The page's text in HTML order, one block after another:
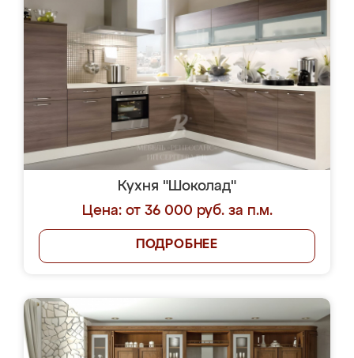
Кухня "Шоколад"
Цена: от 36 000 руб. за п.м.
ПОДРОБНЕЕ